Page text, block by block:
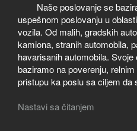
Naše poslovanje se
uspešnom poslovanju u
vozila. Od malih, gradskih
kamiona, stranih automobila,
havarisanih automobila.
baziramo na poverenju,
pristupu ka poslu sa ciljem da
Nastavi sa čitanjem